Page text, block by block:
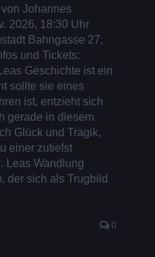
Johannes
2026, 18:30 Uhr
Bahngasse 27,
und Tickets:
Geschichte ist ein
sollte sie eines
ist, entzieht sich
gerade in diesem
Glück und Tragik,
einer zutiefst
Leas Wandlung
der sich als Trugbild
0